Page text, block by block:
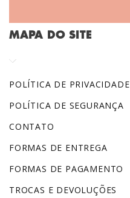
MAPA DO SITE
POLÍTICA DE PRIVACIDADE
POLÍTICA DE SEGURANÇA
CONTATO
FORMAS DE ENTREGA
FORMAS DE PAGAMENTO
TROCAS E DEVOLUÇÕES